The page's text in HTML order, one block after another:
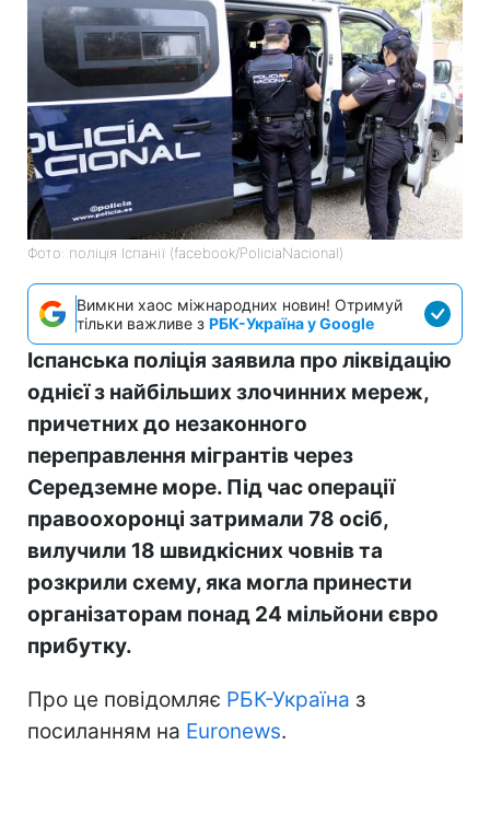
Фото: поліція Іспанії (facebook/PoliciaNacional)
Вимкни хаос міжнародних новин! Отримуй
тільки важливе з РБК-Україна у Google
Іспанська поліція заявила про ліквідацію
однієї з найбільших злочинних мереж,
причетних до незаконного
переправлення мігрантів через
Середземне море. Під час операції
правоохоронці затримали 78 осіб,
вилучили 18 швидкісних човнів та
розкрили схему, яка могла принести
організаторам понад 24 мільйони євро
прибутку.
Про це повідомляє РБК-Україна з
посиланням на Euronews.